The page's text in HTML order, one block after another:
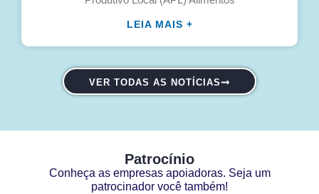
LEIA MAIS +
VER TODAS AS NOTÍCIAS
Patrocínio
Conheça as empresas apoiadoras. Seja um
patrocinador você também!